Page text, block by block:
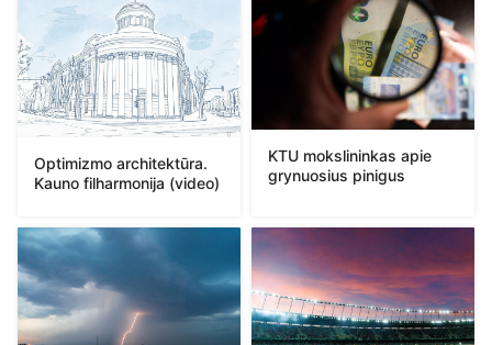
Optimizmo architektūra.
Kauno filharmonija (video)
KTU mokslininkas apie
grynuosius pinigus